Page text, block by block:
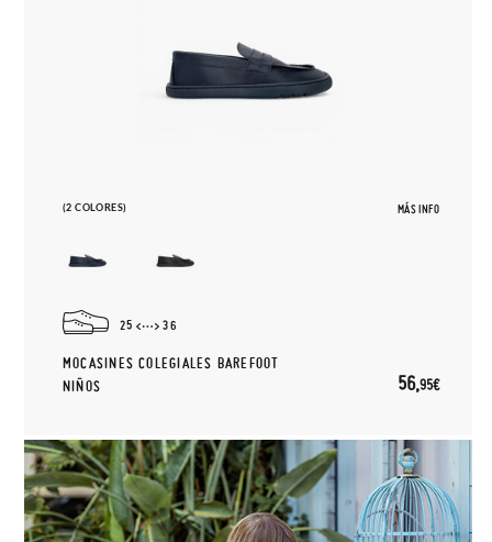
(2 COLORES) MÁS INFO
25 36
MOCASINES COLEGIALES BAREFOOT
NIÑOS
56,95€